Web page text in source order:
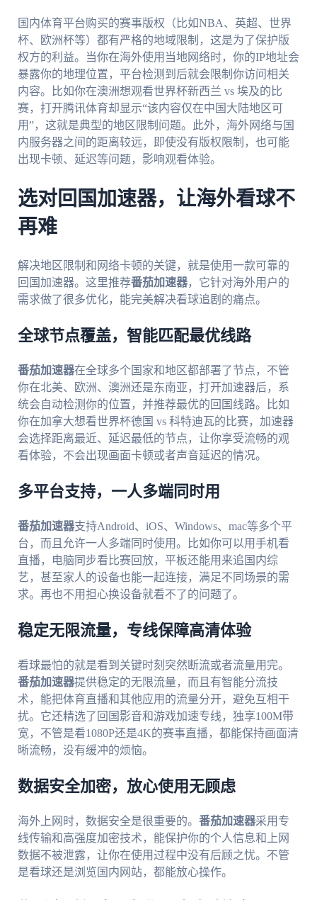
国内体育平台购买的赛事版权（比如NBA、英超、世界
杯、欧洲杯等）都有严格的地域限制，这是为了保护版
权方的利益。当你在海外使用当地网络时，你的IP地址会
暴露你的地理位置，平台检测到后就会限制你访问相关
内容。比如你在澳洲想观看世界杯新西兰 vs 埃及的比
赛，打开腾讯体育却显示“该内容仅在中国大陆地区可
用”，这就是典型的地区限制问题。此外，海外网络与国
内服务器之间的距离较远，即使没有版权限制，也可能
出现卡顿、延迟等问题，影响观看体验。
选对回国加速器，让海外看球不
再难
解决地区限制和网络卡顿的关键，就是使用一款可靠的
回国加速器。这里推荐番茄加速器，它针对海外用户的
需求做了很多优化，能完美解决看球追剧的痛点。
全球节点覆盖，智能匹配最优线路
番茄加速器在全球多个国家和地区都部署了节点，不管
你在北美、欧洲、澳洲还是东南亚，打开加速器后，系
统会自动检测你的位置，并推荐最优的回国线路。比如
你在加拿大想看世界杯德国 vs 科特迪瓦的比赛，加速器
会选择距离最近、延迟最低的节点，让你享受流畅的观
看体验，不会出现画面卡顿或者声音延迟的情况。
多平台支持，一人多端同时用
番茄加速器支持Android、iOS、Windows、mac等多个平
台，而且允许一人多端同时使用。比如你可以用手机看
直播，电脑同步看比赛回放，平板还能用来追国内综
艺，甚至家人的设备也能一起连接，满足不同场景的需
求。再也不用担心换设备就看不了的问题了。
稳定无限流量，专线保障高清体验
看球最怕的就是看到关键时刻突然断流或者流量用完。
番茄加速器提供稳定的无限流量，而且有智能分流技
术，能把体育直播和其他应用的流量分开，避免互相干
扰。它还精选了回国影音和游戏加速专线，独享100M带
宽，不管是看1080P还是4K的赛事直播，都能保持画面清
晰流畅，没有缓冲的烦恼。
数据安全加密，放心使用无顾虑
海外上网时，数据安全是很重要的。 番茄加速器采用专
线传输和高强度加密技术，能保护你的个人信息和上网
数据不被泄露，让你在使用过程中没有后顾之忧。不管
是看球还是浏览国内网站，都能放心操作。